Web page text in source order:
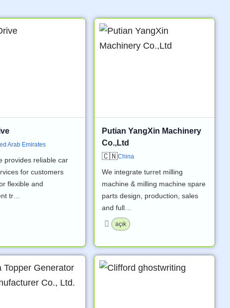
Arab Emirates
provides reliable car
for customers
flexible and
tr…
Putian YangXin Machinery
Co.,Ltd
🇨🇳China
We integrate turret milling
machine & milling machine spare
parts design, production, sales
and full…
açık